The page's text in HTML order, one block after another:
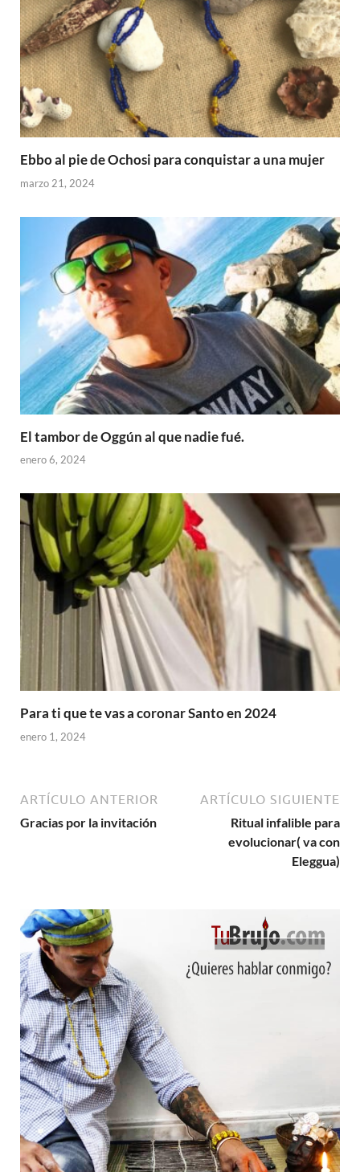
Ebbo al pie de Ochosi para conquistar a una mujer
marzo 21, 2024
El tambor de Oggún al que nadie fué.
enero 6, 2024
Para ti que te vas a coronar Santo en 2024
enero 1, 2024
ARTÍCULO ANTERIOR
Gracias por la invitación
ARTÍCULO SIGUIENTE
Ritual infalible para
evolucionar( va con
Eleggua)